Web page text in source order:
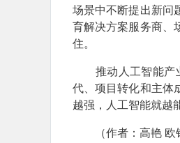
场景中不断提出新问
育解决方案服务商、
住。
推动人工智能产业
代、项目转化和主体
越强，人工智能就越
（作者：高艳 欧钰